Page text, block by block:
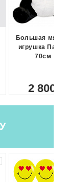
Большая
игрушка Панда
70см
2 800